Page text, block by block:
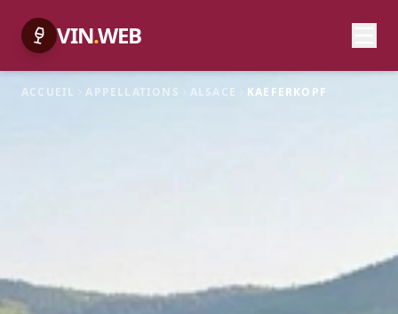
VIN.WEB
ACCUEIL APPELLATIONS ALSACE KAEFERKOPF